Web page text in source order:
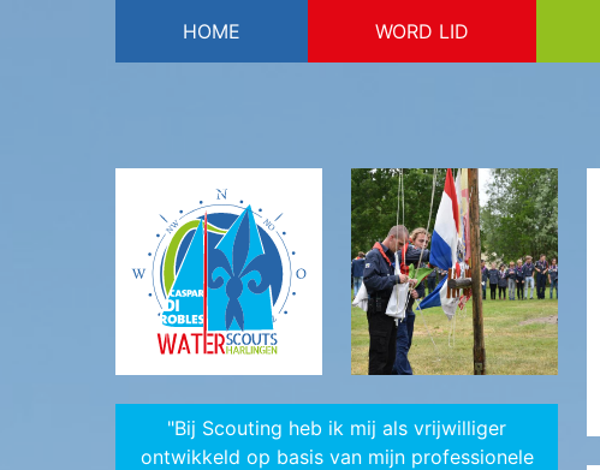
HOME WORD LID
logo
"Bij Scouting heb ik mij als vrijwilliger
ontwikkeld op basis van mijn professionele